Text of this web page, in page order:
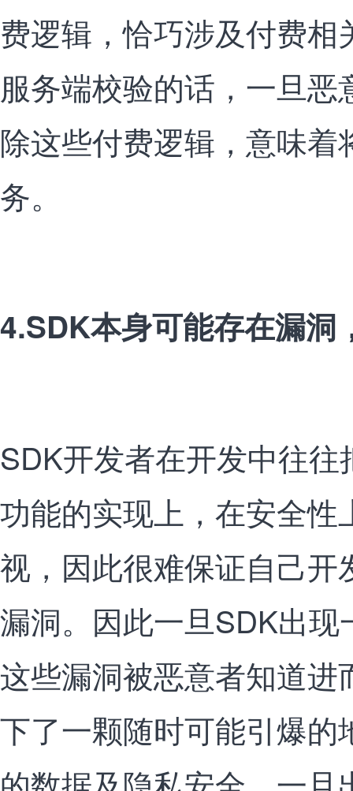
费逻辑，恰巧涉及付费
服务端校验的话，一旦
除这些付费逻辑，意味
务。
4.SDK本身可能存在漏洞
SDK开发者在开发中往
功能的实现上，在安全性
视，因此很难保证自己开
漏洞。因此一旦SDK出
这些漏洞被恶意者知道
下了一颗随时可能引爆的